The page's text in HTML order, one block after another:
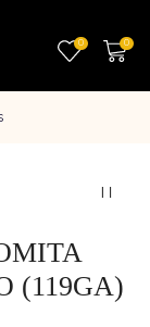
0 0
(119GA)